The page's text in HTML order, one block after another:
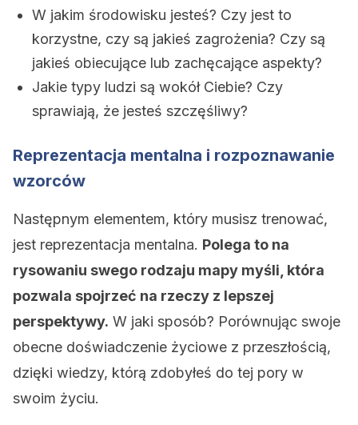
W jakim środowisku jesteś? Czy jest to
korzystne, czy są jakieś zagrożenia? Czy są
jakieś obiecujące lub zachęcające aspekty?
Jakie typy ludzi są wokół Ciebie? Czy
sprawiają, że jesteś szczęśliwy?
Reprezentacja mentalna i rozpoznawanie
wzorców
Następnym elementem, który musisz trenować,
jest reprezentacja mentalna. Polega to na
rysowaniu swego rodzaju mapy myśli, która
pozwala spojrzeć na rzeczy z lepszej
perspektywy. W jaki sposób? Porównując swoje
obecne doświadczenie życiowe z przeszłością,
dzięki wiedzy, którą zdobyłeś do tej pory w
swoim życiu.